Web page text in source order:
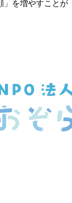
」を増やすことが